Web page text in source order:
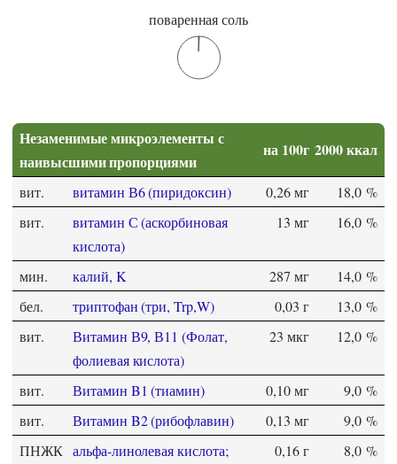
поваренная соль
Незаменимые микроэлементы с
наивысшими пропорциями
на 100г 2000 ккал
вит. витамин В6 (пиридоксин) 0,26 мг
18,0 %
вит.
витамин С (аскорбиновая
кислота)
13 мг 16,0 %
мин. калий, K 287 мг
14,0 %
бел.
триптофан (три, Trp,W) 0,03 г
13,0 %
вит.
Витамин В9, В11 (Фолат,
фолиевая кислота)
23 мкг 12,0 %
вит. Витамин B1 (тиамин) 0,10 мг
9,0 %
вит.
Витамин B2 (рибофлавин) 0,13 мг
9,0 %
ПНЖК альфа-линолевая кислота;
0,16 г 8,0 %